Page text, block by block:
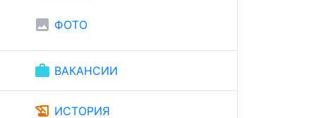
image ФОТО
work ВАКАНСИИ
history_edu ИСТОРИЯ